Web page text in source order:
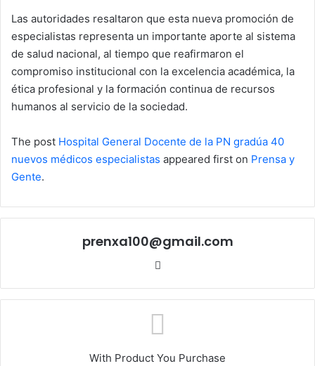
Las autoridades resaltaron que esta nueva promoción de
especialistas representa un importante aporte al sistema
de salud nacional, al tiempo que reafirmaron el
compromiso institucional con la excelencia académica, la
ética profesional y la formación continua de recursos
humanos al servicio de la sociedad.
The post Hospital General Docente de la PN gradúa 40
nuevos médicos especialistas appeared first on Prensa y
Gente.
prenxa100@gmail.com
With Product You Purchase